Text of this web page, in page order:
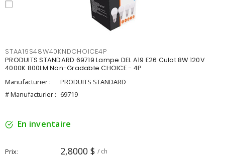
STAA19S48W40KNDCHOICE4P
PRODUITS STANDARD 69719 Lampe DEL A19 E26 Culot 8W 120V
4000K 800LM Non-Gradable CHOICE - 4P
Manufacturier :
PRODUITS STANDARD
# Manufacturier : 69719
En inventaire
Prix 2,8000 $ / ch